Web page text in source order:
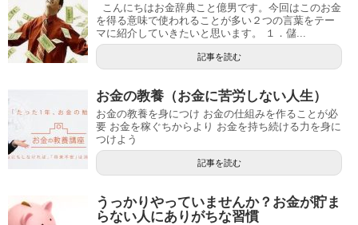
こんにちはお金辞典こと億男です。今回はこのお金
を得る意味で使われることが多い２つの言葉をテー
マに紹介していきたいと思います。 １．儲...
記事を読む
お金の教養（お金に苦労しない人生）
お金の教養を身につけ お金の仕組みを作ることが必
要 お金を稼ぐちからより お金を持ち続ける力を身に
つけよう
記事を読む
うっかりやっていませんか？お金が貯ま
らない人にありがちな習慣